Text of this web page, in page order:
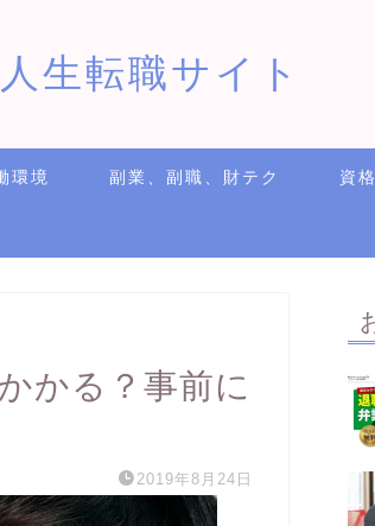
生転職サイト
環境 副業、副職、財テク 資
かる？事前に
2019年8月24日